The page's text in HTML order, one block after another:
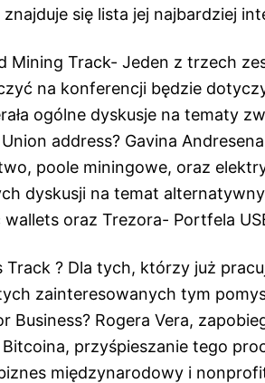
się lista jej najbardziej
Mining Track- Jeden z trzech
na konferencji będzie
ogólne dyskusje na tematy
address? Gavina
poole miningowe, oraz
dyskusji na temat
oraz Trezora- Portfela
Track ? Dla tych, którzy już
zainteresowanych tym
Business? Rogera Vera,
przyśpieszanie tego
międzynarodowy i